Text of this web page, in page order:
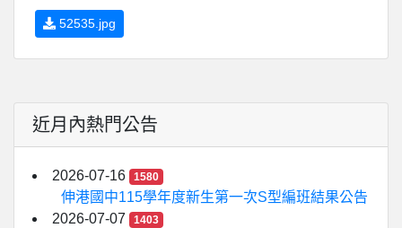
52535.jpg
近月內熱門公告
2026-07-16 1580
伸港國中115學年度新生第一次S型編班結果公告
2026-07-07
1403